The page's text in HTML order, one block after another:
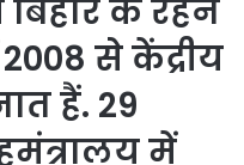
बिहार के रहने
से केंद्रीय
हैं. 29
में